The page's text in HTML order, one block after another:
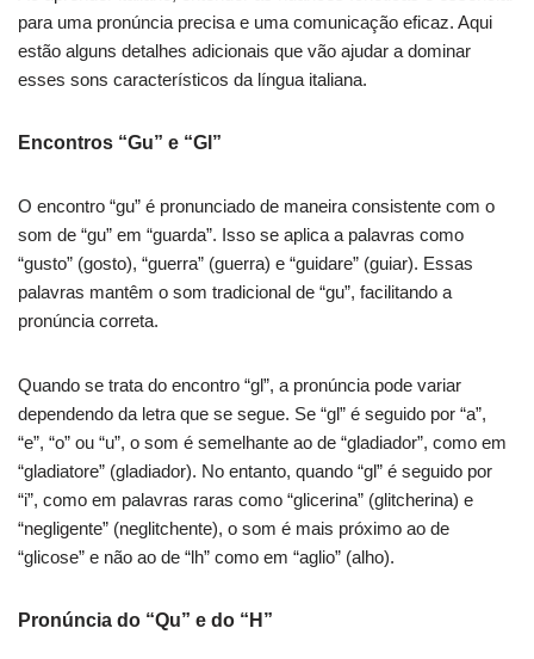
para uma pronúncia precisa e uma comunicação eficaz. Aqui
estão alguns detalhes adicionais que vão ajudar a dominar
esses sons característicos da língua italiana.
Encontros “Gu” e “Gl”
O encontro “gu” é pronunciado de maneira consistente com o
som de “gu” em “guarda”. Isso se aplica a palavras como
“gusto” (gosto), “guerra” (guerra) e “guidare” (guiar). Essas
palavras mantêm o som tradicional de “gu”, facilitando a
pronúncia correta.
Quando se trata do encontro “gl”, a pronúncia pode variar
dependendo da letra que se segue. Se “gl” é seguido por “a”,
“e”, “o” ou “u”, o som é semelhante ao de “gladiador”, como em
“gladiatore” (gladiador). No entanto, quando “gl” é seguido por
“i”, como em palavras raras como “glicerina” (glitcherina) e
“negligente” (neglitchente), o som é mais próximo ao de
“glicose” e não ao de “lh” como em “aglio” (alho).
Pronúncia do “Qu” e do “H”